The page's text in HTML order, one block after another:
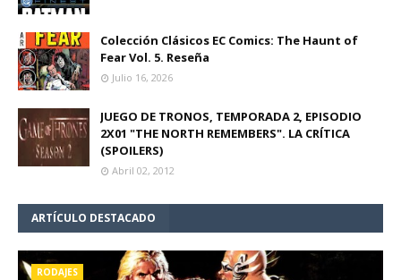
Colección Clásicos EC Comics: The Haunt of
Fear Vol. 5. Reseña
Julio 16, 2026
JUEGO DE TRONOS, TEMPORADA 2, EPISODIO
2X01 "THE NORTH REMEMBERS". LA CRÍTICA
(SPOILERS)
Abril 02, 2012
ARTÍCULO DESTACADO
RODAJES